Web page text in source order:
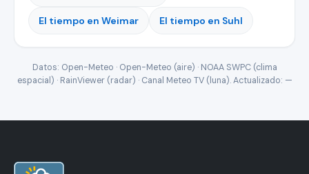
El tiempo en Weimar El tiempo en Suhl
Datos: Open-Meteo · Open-Meteo (aire) · NOAA SWPC (clima
espacial) · RainViewer (radar) · Canal Meteo TV (luna). Actualizado: —